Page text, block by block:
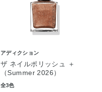
アディクション
ザ ネイルポリッシュ ＋
（Summer 2026）
全3色